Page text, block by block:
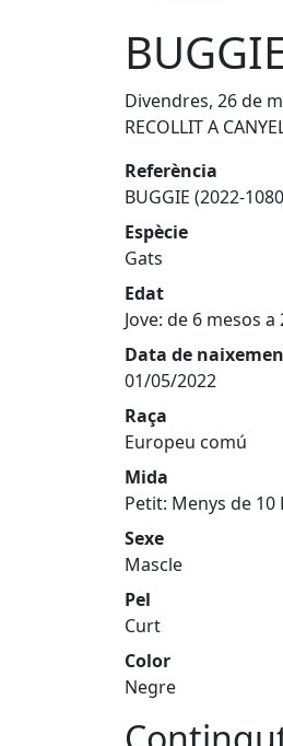
Divendres, 26 de
RECOLLIT A
Referència
BUGGIE (2022-
Espècie
Gats
Edat
Jove: de 6 mesos a
Data de
01/05/2022
Raça
Europeu comú
Mida
Petit: Menys de 10
Sexe
Mascle
Pel
Curt
Color
Negre